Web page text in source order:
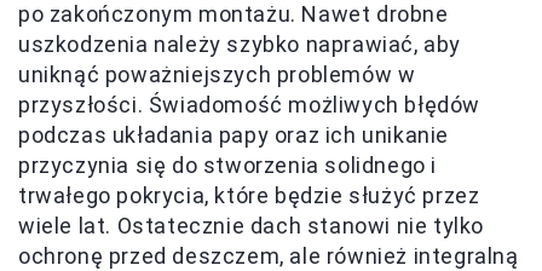
po zakończonym montażu. Nawet drobne
uszkodzenia należy szybko naprawiać, aby
uniknąć poważniejszych problemów w
przyszłości. Świadomość możliwych błędów
podczas układania papy oraz ich unikanie
przyczynia się do stworzenia solidnego i
trwałego pokrycia, które będzie służyć przez
wiele lat. Ostatecznie dach stanowi nie tylko
ochronę przed deszczem, ale również integralną